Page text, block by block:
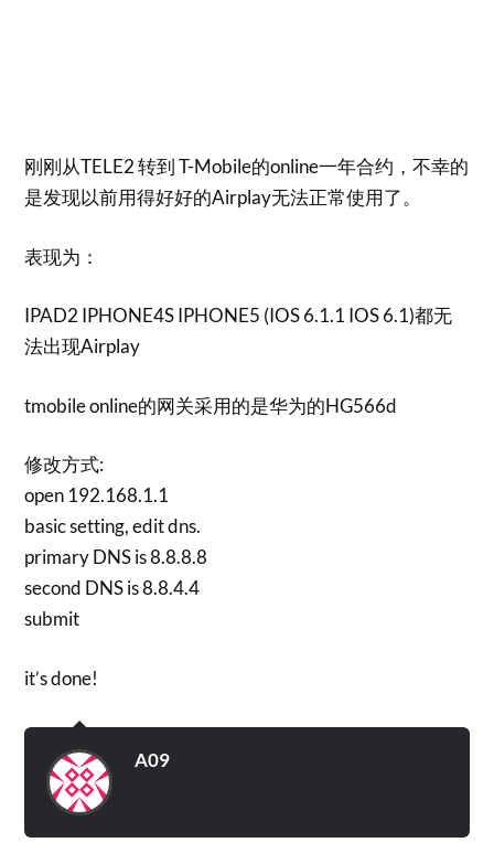
刚刚从TELE2 转到 T-Mobile的online一年合约，不幸的
是发现以前用得好好的Airplay无法正常使用了。
表现为：
IPAD2 IPHONE4S IPHONE5 (IOS 6.1.1 IOS 6.1)都无
法出现Airplay
tmobile online的网关采用的是华为的HG566d
修改方式:
open 192.168.1.1
basic setting, edit dns.
primary DNS is 8.8.8.8
second DNS is 8.8.4.4
submit
it’s done!
A09